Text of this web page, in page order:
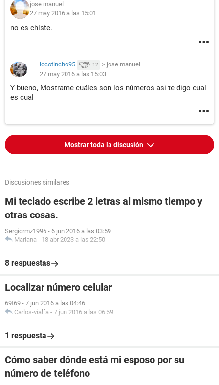
jose manuel
27 may 2016 a las 15:01
no es chiste.
locotincho95 12 > jose manuel
27 may 2016 a las 15:03
Y bueno, Mostrame cuáles son los números asi te digo cual
es cual
Mostrar toda la discusión
Discusiones similares
Mi teclado escribe 2 letras al mismo tiempo y
otras cosas.
Sergiormz1996 - 6 jun 2016 a las 03:59
Mariana - 18 abr 2023 a las 22:50
8 respuestas
Localizar número celular
69t69 - 7 jun 2016 a las 04:46
Carlos-vialfa - 7 jun 2016 a las 06:59
1 respuesta
Cómo saber dónde está mi esposo por su
número de teléfono